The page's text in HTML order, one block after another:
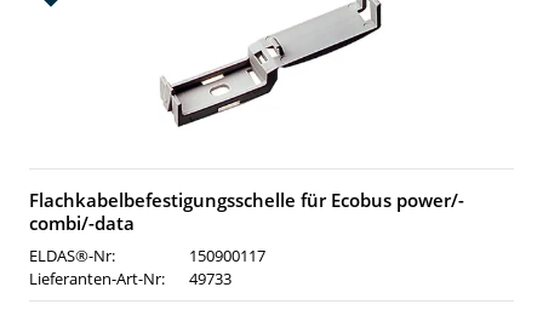
Flachkabelbefestigungsschelle für Ecobus power/-
combi/-data
ELDAS®-Nr:
150900117
Lieferanten-Art-Nr:
49733